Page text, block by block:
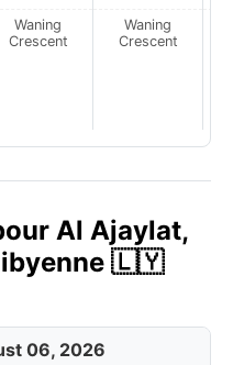
Waning
Crescent
Waning
Crescent
Al Ajaylat,
🇱🇾
06, 2026